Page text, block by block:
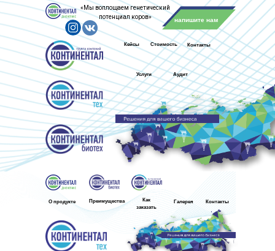
«Мы воплощаем генетический
потенциал коров»
Контакты
напишите нам
Аудит
Услуги
Стоимость
Кейсы
Контакты
О продукте Преимущества
Как
заказать
Галерея